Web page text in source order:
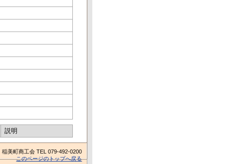
説明
美町商工会 TEL 079-492-0200
このページのトップへ戻る